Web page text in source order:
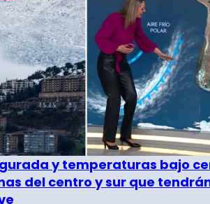
y temperaturas bajo
del centro y sur que